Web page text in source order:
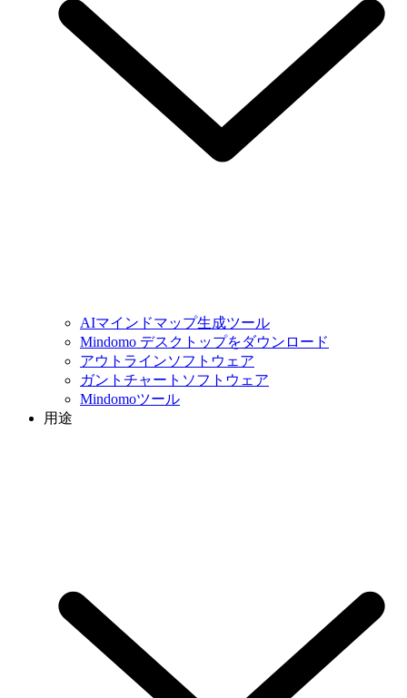
AIマインドマップ生成ツール
Mindomo デスクトップをダウンロード
アウトラインソフトウェア
ガントチャートソフトウェア
Mindomoツール
用途